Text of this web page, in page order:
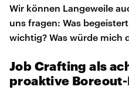
Wir können Langeweile
uns fragen: Was
wichtig? Was würde mich
Job Crafting als
proaktive